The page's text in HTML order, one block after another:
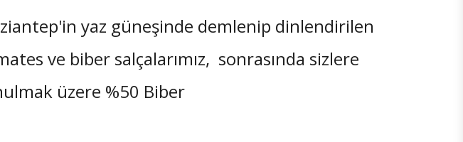
yaz güneşinde demlenip dinlendirilen
ve biber salçalarımız, sonrasında sizlere
üzere %50 Biber